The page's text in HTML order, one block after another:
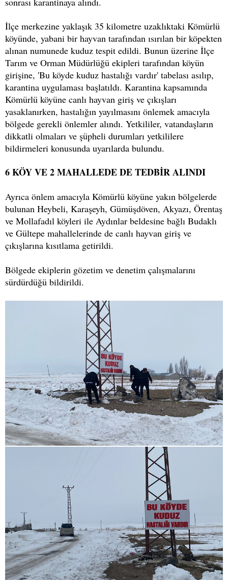
İlçe merkezine yaklaşık 35 kilometre uzaklıktaki Kömürlü
köyünde, yabani bir hayvan tarafından ısırılan bir köpekten
alınan numunede kuduz tespit edildi. Bunun üzerine İlçe
Tarım ve Orman Müdürlüğü ekipleri tarafından köyün
girişine, 'Bu köyde kuduz hastalığı vardır' tabelası asılıp,
karantina uygulaması başlatıldı. Karantina kapsamında
Kömürlü köyüne canlı hayvan giriş ve çıkışları
yasaklanırken, hastalığın yayılmasını önlemek amacıyla
bölgede gerekli önlemler alındı. Yetkililer, vatandaşların
dikkatli olmaları ve şüpheli durumları yetkililere
bildirmeleri konusunda uyarılarda bulundu.
6 KÖY VE 2 MAHALLEDE DE TEDBİR ALINDI
Ayrıca önlem amacıyla Kömürlü köyüne yakın bölgelerde
bulunan Heybeli, Karaşeyh, Gümüşdöven, Akyazı, Örentaş
ve Mollafadıl köyleri ile Aydınlar beldesine bağlı Budaklı
ve Gültepe mahallelerinde de canlı hayvan giriş ve
çıkışlarına kısıtlama getirildi.
Bölgede ekiplerin gözetim ve denetim çalışmalarını
sürdürdüğü bildirildi.